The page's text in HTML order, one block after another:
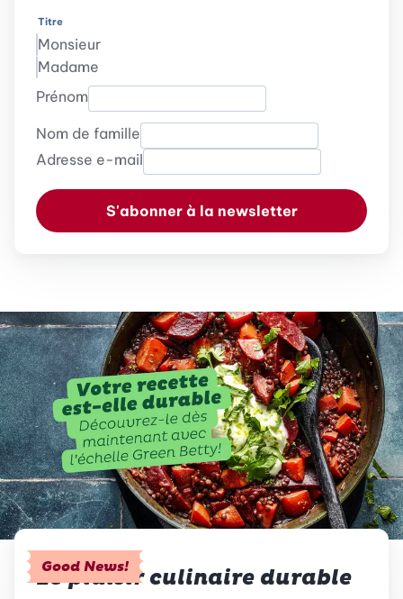
Titre
Monsieur
Madame
Prénom
Nom de famille
Adresse e-mail
S'abonner à la newsletter
Good News!
Le plaisir culinaire durable